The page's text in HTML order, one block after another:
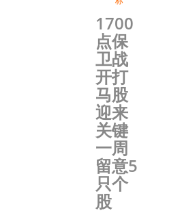
1700
点保
卫战
开打
马股
迎来
关键
一周
留意5
只个
股